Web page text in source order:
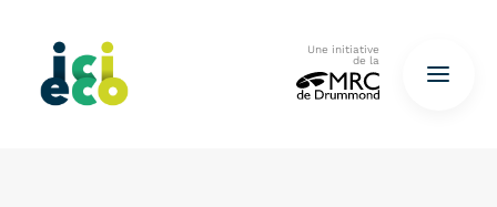
Une initiative
de la